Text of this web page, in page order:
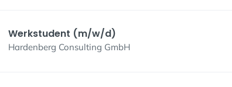
Werkstudent (m/w/d)
Hardenberg Consulting GmbH